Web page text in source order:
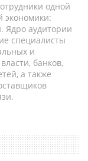
одной
экономики:
Ядро аудитории
специалисты
и
банков,
а также